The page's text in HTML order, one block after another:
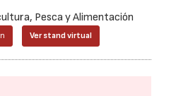
Pesca y Alimentación
Ver stand virtual